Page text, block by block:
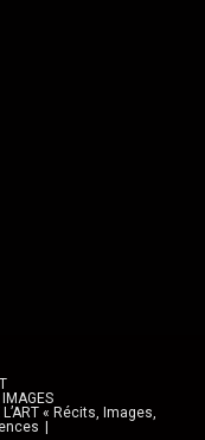
IMAGES
« Récits, Images,